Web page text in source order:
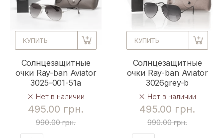
КУПИТЬ
Солнцезащитные
очки Ray-ban Aviator
3025-001-51a
Нет в наличии
495.00 грн.
990.00 грн.
КУПИТЬ
Солнцезащитные
очки Ray-ban Aviator
3026grey-b
Нет в наличии
495.00 грн.
990.00 грн.